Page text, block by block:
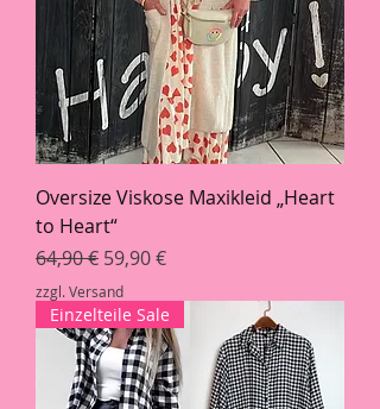
Oversize Viskose Maxikleid „Heart
to Heart“
Standardpreis
64,90 € Sale-Preis
59,90 €
zzgl. Versand
Einzelteile Sale